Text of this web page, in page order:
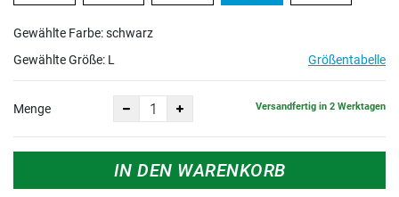
Gewählte Farbe: schwarz
Gewählte Größe: L Größentabelle
Menge Versandfertig in 2 Werktagen
IN DEN WARENKORB